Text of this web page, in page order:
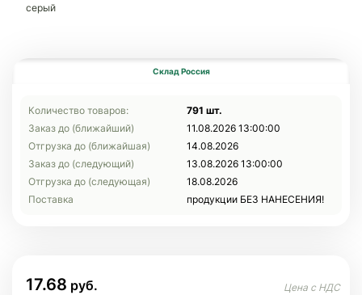
серый
Склад Россия
Количество товаров:
791 шт.
Заказ до (ближайший)
11.08.2026 13:00:00
Отгрузка до (ближайшая)
14.08.2026
Заказ до (следующий)
13.08.2026 13:00:00
Отгрузка до (следующая)
18.08.2026
Поставка
продукции БЕЗ НАНЕСЕНИЯ!
17.68